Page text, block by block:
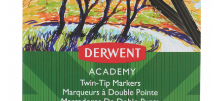
personalizate
Tipizate offset
Tipizate offset personalizate
Registre
Rezerva cub notes
Indigo si hartie carbon
Caiete pentru birou